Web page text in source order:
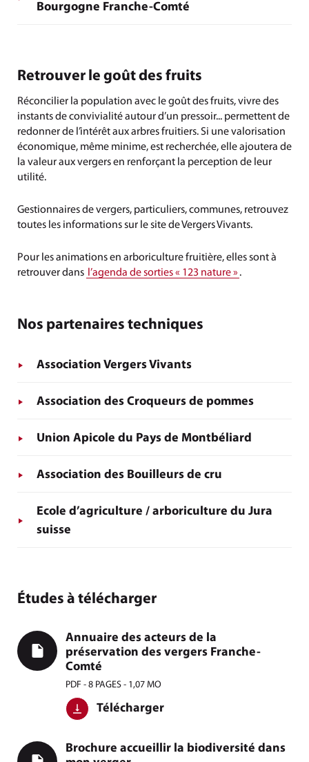
Bourgogne Franche-Comté
Retrouver le goût des fruits
Réconcilier la population avec le goût des fruits, vivre des
instants de convivialité autour d’un pressoir... permettent de
redonner de l’intérêt aux arbres fruitiers. Si une valorisation
économique, même minime, est recherchée, elle ajoutera de
la valeur aux vergers en renforçant la perception de leur
utilité.
Gestionnaires de vergers, particuliers, communes, retrouvez
toutes les informations sur le site de Vergers Vivants.
Pour les animations en arboriculture fruitière, elles sont à
retrouver dans l’agenda de sorties « 123 nature » .
Nos partenaires techniques
Association Vergers Vivants
Association des Croqueurs de pommes
Union Apicole du Pays de Montbéliard
Association des Bouilleurs de cru
Ecole d’agriculture / arboriculture du Jura
suisse
Études à télécharger
Annuaire des acteurs de la
préservation des vergers Franche-
Comté
PDF - 8 PAGES - 1,07 MO
Télécharger
Brochure accueillir la biodiversité dans